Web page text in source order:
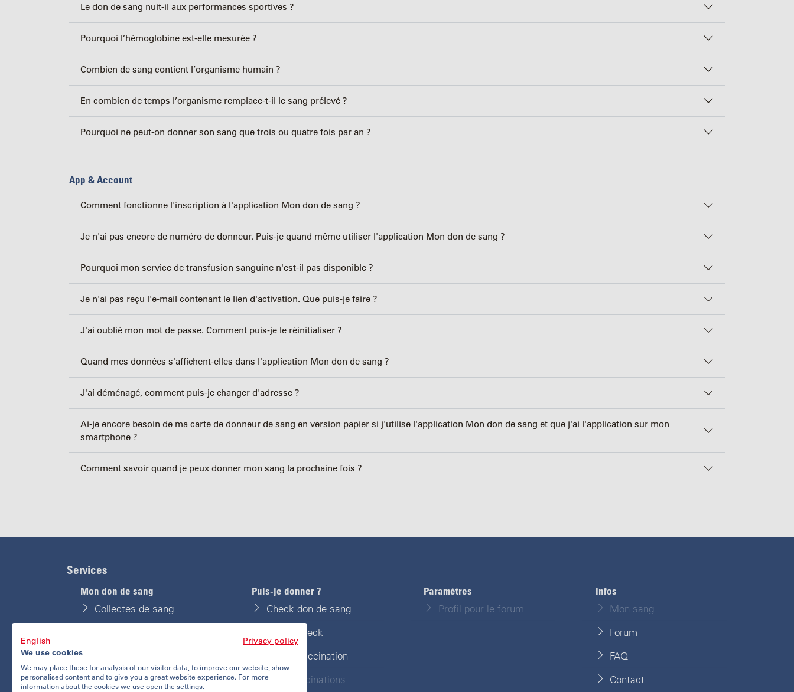
Le don de sang nuit-il aux performances sportives ?
Pourquoi l’hémoglobine est-elle mesurée ?
Combien de sang contient l’organisme humain ?
En combien de temps l’organisme remplace-t-il le sang prélevé ?
Pourquoi ne peut-on donner son sang que trois ou quatre fois par an ?
App & Account
Comment fonctionne l'inscription à l'application Mon don de sang ?
Je n'ai pas encore de numéro de donneur. Puis-je quand même utiliser l'application Mon don de sang ?
Pourquoi mon service de transfusion sanguine n'est-il pas disponible ?
Je n'ai pas reçu l'e-mail contenant le lien d'activation. Que puis-je faire ?
J'ai oublié mon mot de passe. Comment puis-je le réinitialiser ?
Quand mes données s'affichent-elles dans l'application Mon don de sang ?
J'ai déménagé, comment puis-je changer d'adresse ?
Ai-je encore besoin de ma carte de donneur de sang en version papier si j'utilise l'application Mon don de sang et que j'ai l'application sur mon
smartphone ?
Comment savoir quand je peux donner mon sang la prochaine fois ?
Services
Mon don de sang
Collectes de sang
Mes dons
Puis-je donner ?
Check don de sang
Travel-Check
Check vaccination
Mes vaccinations
Paramètres
Profil pour le forum
Infos
Mon sang
Forum
FAQ
Contact
English
Privacy policy
We use cookies
We may place these for analysis of our visitor data, to improve our website, show
personalised content and to give you a great website experience. For more
information about the cookies we use open the settings.